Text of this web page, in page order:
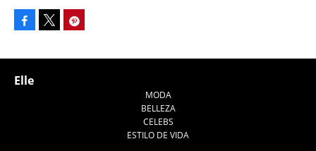
Facebook
Elle
MODA
BELLEZA
CELEBS
ESTILO DE VIDA